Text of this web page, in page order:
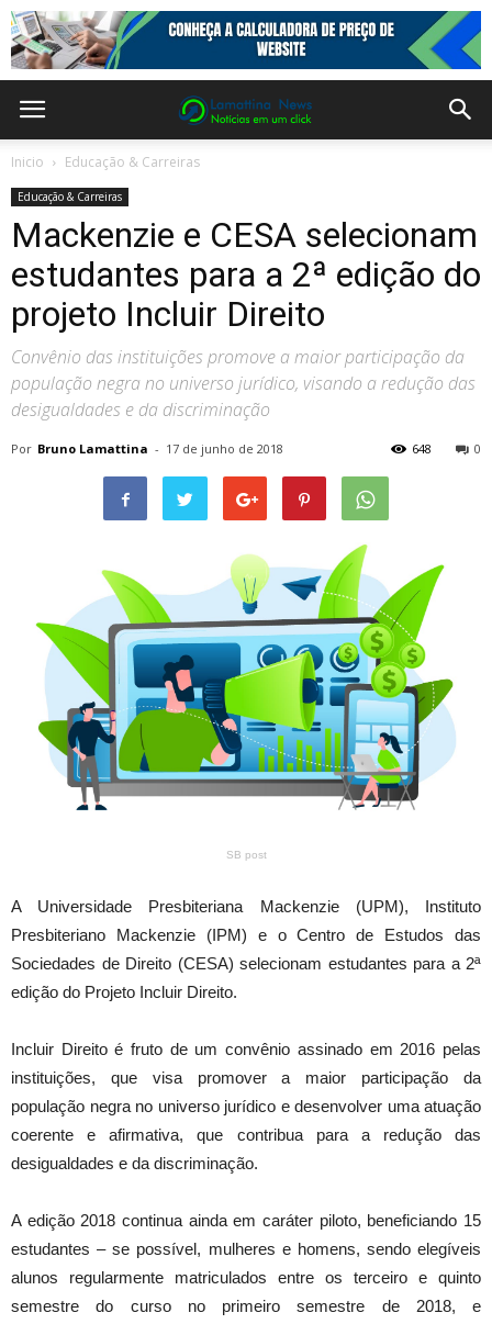
Inicio Educação & Carreiras
Educação & Carreiras
Mackenzie e CESA selecionam
estudantes para a 2ª edição do
projeto Incluir Direito
Convênio das instituições promove a maior participação da
população negra no universo jurídico, visando a redução das
desigualdades e da discriminação
Por Bruno Lamattina - 17 de junho de 2018 0
648
SB post
A Universidade Presbiteriana Mackenzie (UPM), Instituto
Presbiteriano Mackenzie (IPM) e o Centro de Estudos das
Sociedades de Direito (CESA) selecionam estudantes para a 2ª
edição do Projeto Incluir Direito.
Incluir Direito é fruto de um convênio assinado em 2016 pelas
instituições, que visa promover a maior participação da
população negra no universo jurídico e desenvolver uma atuação
coerente e afirmativa, que contribua para a redução das
desigualdades e da discriminação.
A edição 2018 continua ainda em caráter piloto, beneficiando 15
estudantes – se possível, mulheres e homens, sendo elegíveis
alunos regularmente matriculados entre os terceiro e quinto
semestre do curso no primeiro semestre de 2018, e